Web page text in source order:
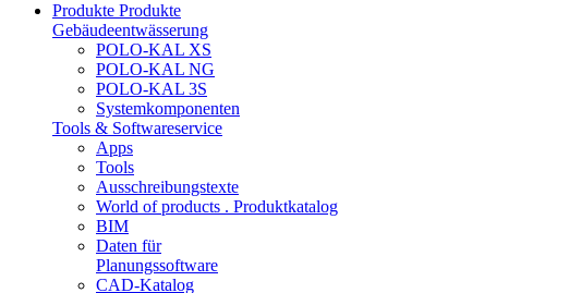
Produkte Produkte
Gebäudeentwässerung
POLO-KAL XS
POLO-KAL NG
POLO-KAL 3S
Systemkomponenten
Tools & Softwareservice
Apps
Tools
Ausschreibungstexte
World of products . Produktkatalog
BIM
Daten für
Planungssoftware
CAD-Katalog